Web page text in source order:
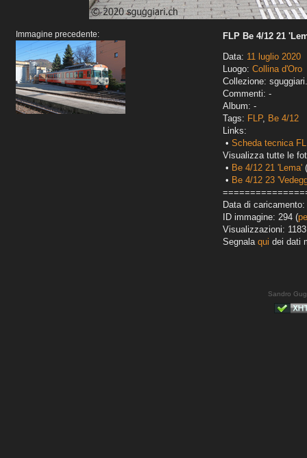
Immagine precedente:
FLP Be 4/12 21
Data: 11 luglio 2020
Luogo: Collina d'Oro
Collezione:
Commenti: -
Album: -
Tags: FLP, Be 4/12
Links:
• Scheda tecnica
Visualizza tutte le
• Be 4/12 21 'Lema'
• Be 4/12 23
Data di
ID immagine: 294 (
Visualizzazioni: 1183
Segnala qui dei dati
Sandro